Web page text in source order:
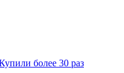
более 30 раз